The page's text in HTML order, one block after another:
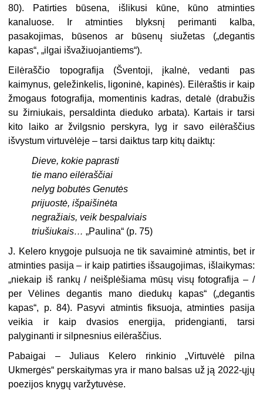
80). Patirties būsena, išlikusi kūne, kūno atminties
kanaluose. Ir atminties blyksnį perimanti kalba,
pasakojimas, būsenos ar būsenų siužetas („degantis
kapas“, „ilgai išvažiuojantiems“).
Eilėraščio topografija (Šventoji, įkalnė, vedanti pas
kaimynus, geležinkelis, ligoninė, kapinės). Eilėraštis ir kaip
žmogaus fotografija, momentinis kadras, detalė (drabužis
su žirniukais, persaldinta dieduko arbata). Kartais ir tarsi
kito laiko ar žvilgsnio perskyra, lyg ir savo eilėraščius
išvystum virtuvėlėje – tarsi daiktus tarp kitų daiktų:
Dieve, kokie paprasti
tie mano eilėraščiai
nelyg bobutės Genutės
prijuostė, išpaišinėta
negražiais, veik bespalviais
triušiukais…„Paulina“ (p. 75)
J. Kelero knygoje pulsuoja ne tik savaiminė atmintis, bet ir
atminties pasija – ir kaip patirties išsaugojimas, išlaikymas:
„niekaip iš rankų / neišplėšiama mūsų visų fotografija – /
per Vėlines degantis mano diedukų kapas“ („degantis
kapas“, p. 84). Pasyvi atmintis fiksuoja, atminties pasija
veikia ir kaip dvasios energija, pridengianti, tarsi
palyginanti ir silpnesnius eilėraščius.
Pabaigai – Juliaus Kelero rinkinio „Virtuvėlė pilna
Ukmergės“ perskaitymas yra ir mano balsas už ją 2022-ųjų
poezijos knygų varžytuvėse.